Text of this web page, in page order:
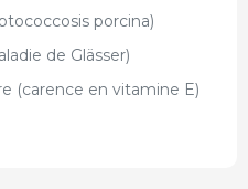
porcina)
de Glässer)
(carence en vitamine E)